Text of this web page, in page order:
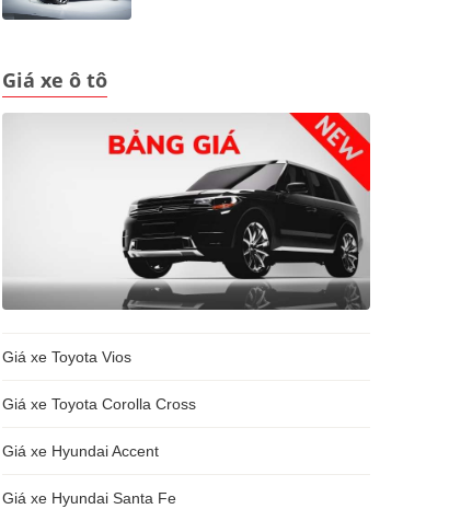
Giá xe ô tô
Giá xe Toyota Vios
Giá xe Toyota Corolla Cross
Giá xe Hyundai Accent
Giá xe Hyundai Santa Fe